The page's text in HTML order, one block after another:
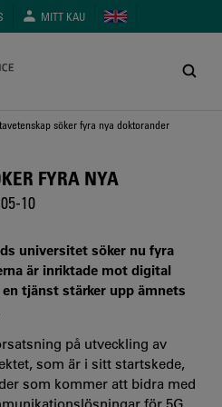
MITT KAU
söker fyra nya doktorander
FYRA NYA
10
universitet söker nu fyra
är inriktade mot digital
tjänst stärker upp ämnets
på utveckling av
som är i sitt startskede,
som kommer att bidra med
för 5G,